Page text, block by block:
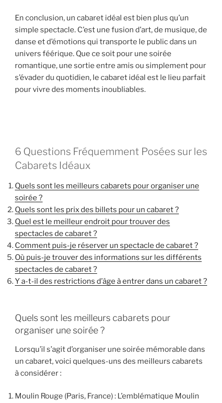
En conclusion, un cabaret idéal est bien plus qu’un
simple spectacle. C’est une fusion d’art, de musique, de
danse et d’émotions qui transporte le public dans un
univers féérique. Que ce soit pour une soirée
romantique, une sortie entre amis ou simplement pour
s’évader du quotidien, le cabaret idéal est le lieu parfait
pour vivre des moments inoubliables.
6 Questions Fréquemment Posées sur les
Cabarets Idéaux
Quels sont les meilleurs cabarets pour organiser une
soirée ?
Quels sont les prix des billets pour un cabaret ?
Quel est le meilleur endroit pour trouver des
spectacles de cabaret ?
Comment puis-je réserver un spectacle de cabaret ?
Où puis-je trouver des informations sur les différents
spectacles de cabaret ?
Y a-t-il des restrictions d’âge à entrer dans un cabaret ?
Quels sont les meilleurs cabarets pour
organiser une soirée ?
Lorsqu’il s’agit d’organiser une soirée mémorable dans
un cabaret, voici quelques-uns des meilleurs cabarets
à considérer :
Moulin Rouge (Paris, France) : L’emblématique Moulin